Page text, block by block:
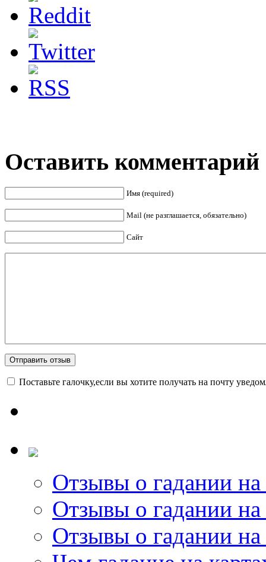
Оставить комментарий
Имя (required)
Mail (не разглашается, обязательно)
Сайт
Поставьте галочку,если вы хотите получать на почту
Отзывы о гадании на
Отзывы о гадании на
Отзывы о гадании на